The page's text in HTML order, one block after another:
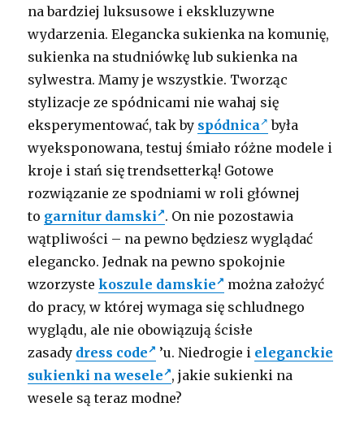
na bardziej luksusowe i ekskluzywne
wydarzenia. Elegancka sukienka na komunię,
sukienka na studniówkę lub sukienka na
sylwestra. Mamy je wszystkie. Tworząc
stylizacje ze spódnicami nie wahaj się
eksperymentować, tak by spódnica
była
wyeksponowana, testuj śmiało różne modele i
kroje i stań się trendsetterką! Gotowe
rozwiązanie ze spodniami w roli głównej
to garnitur damski . On nie pozostawia
wątpliwości – na pewno będziesz wyglądać
elegancko. Jednak na pewno spokojnie
wzorzystekoszule damskie
można założyć
do pracy, w której wymaga się schludnego
wyglądu, ale nie obowiązują ścisłe
zasady dress code ’u. Niedrogie i eleganckie
sukienki na wesele , jakie sukienki na
wesele są teraz modne?